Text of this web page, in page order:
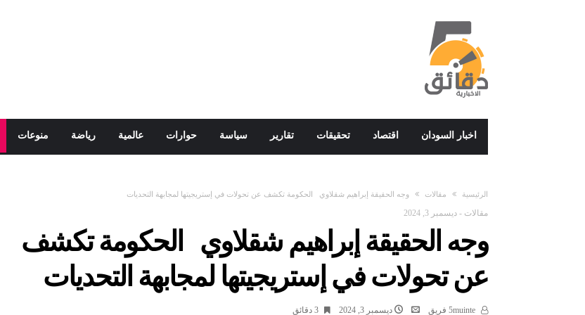
اخبار السودان اقتصاد تحقيقات تقارير سياسة حوارات عالمية رياضة منوعات
‫الرئيسية‬ مقالات وجه الحقيقة إبراهيم شقلاوي الحكومة تكشف عن تحولات في إستريجيتها لمجابهة التحديات
مقالات - ديسمبر 3, 2024
وجه الحقيقة إبراهيم شقلاوي الحكومة تكشف
عن تحولات في إستريجيتها لمجابهة التحديات
ديسمبر 3, 2024 3 ‫دقائق‬